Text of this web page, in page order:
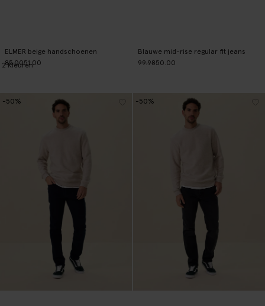
ELMER beige handschoenen
85.0051.00
2Kleuren
Blauwe mid-rise regular fit jeans
99.9850.00
-50% -50%